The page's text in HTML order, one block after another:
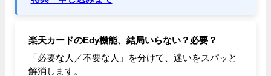
楽天カードのEdy機能、結局いらない？必要？
「必要な人／不要な人」を分けて、迷いをスパッと
解消します。